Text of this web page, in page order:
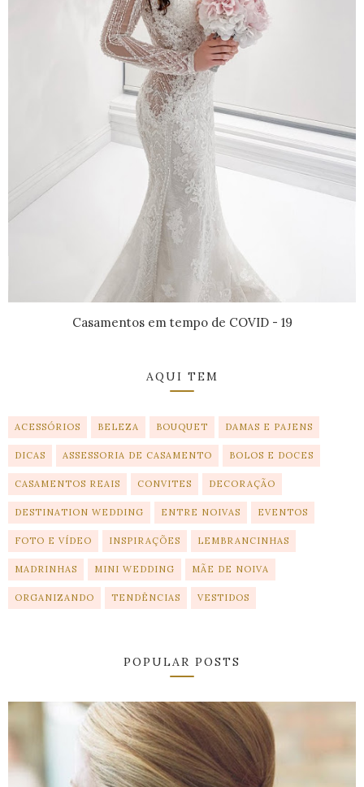
Casamentos em tempo de COVID - 19
AQUI TEM
ACESSÓRIOS BELEZA BOUQUET DAMAS E PAJENS
DICAS ASSESSORIA DE CASAMENTO BOLOS E DOCES
CASAMENTOS REAIS CONVITES DECORAÇÃO
DESTINATION WEDDING ENTRE NOIVAS EVENTOS
FOTO E VÍDEO INSPIRAÇÕES LEMBRANCINHAS
MADRINHAS MINI WEDDING MÃE DE NOIVA
ORGANIZANDO TENDÊNCIAS VESTIDOS
POPULAR POSTS